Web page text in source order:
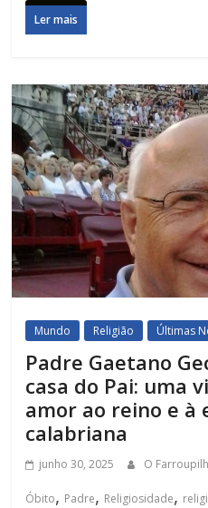
Ler mais
Mundo Religião Últimas
Padre Gaetano
casa do Pai: uma
amor ao reino e à
calabriana
junho 30, 2025 O
Óbito, Padre, Religiosidade,